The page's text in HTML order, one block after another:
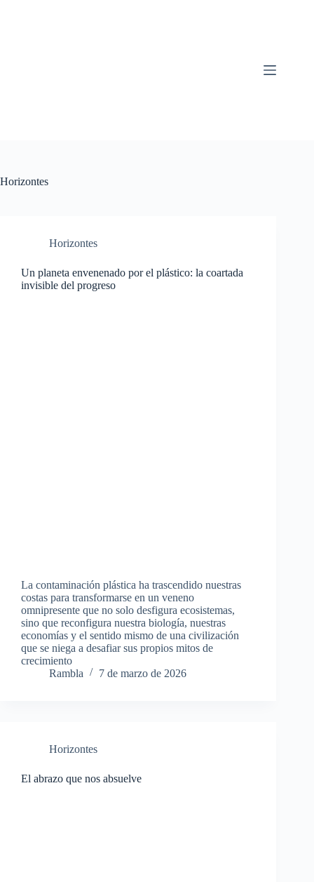
Horizontes
Horizontes
Un planeta envenenado por el plástico: la coartada
invisible del progreso
La contaminación plástica ha trascendido nuestras
costas para transformarse en un veneno
omnipresente que no solo desfigura ecosistemas,
sino que reconfigura nuestra biología, nuestras
economías y el sentido mismo de una civilización
que se niega a desafiar sus propios mitos de
crecimiento
Rambla
7 de marzo de 2026
Horizontes
El abrazo que nos absuelve